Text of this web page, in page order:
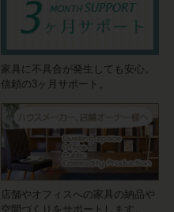
家具に不具合が発生しても安心。
信頼の3ヶ月サポート。
店舗やオフィスへの家具の納品や
空間づくりをサポートします。